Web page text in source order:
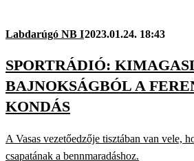
Labdarúgó NB I2023.01.24. 18:43
SPORTRÁDIÓ:
BAJNOKSÁGBÓL A
KONDÁS
A Vasas vezetőedzője tisztában van vele,
csapatának a bennmaradáshoz.